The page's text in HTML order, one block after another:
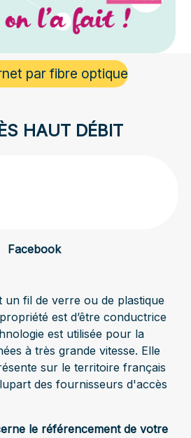
par fibre optique
HAUT DÉBIT
Facebook
un fil de verre ou de plastique
est d’être conductrice
est utilisée pour la
à très grande vitesse. Elle
sur le territoire français
des fournisseurs d'accès
le référencement de votre